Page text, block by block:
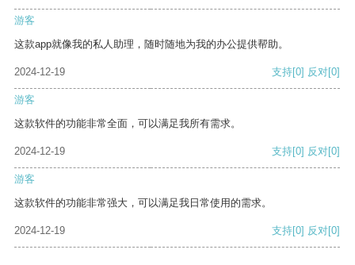
游客
这款app就像我的私人助理，随时随地为我的办公提供帮助。
2024-12-19 支持[0] 反对[0]
游客
这款软件的功能非常全面，可以满足我所有需求。
2024-12-19 支持[0] 反对[0]
游客
这款软件的功能非常强大，可以满足我日常使用的需求。
2024-12-19 支持[0] 反对[0]